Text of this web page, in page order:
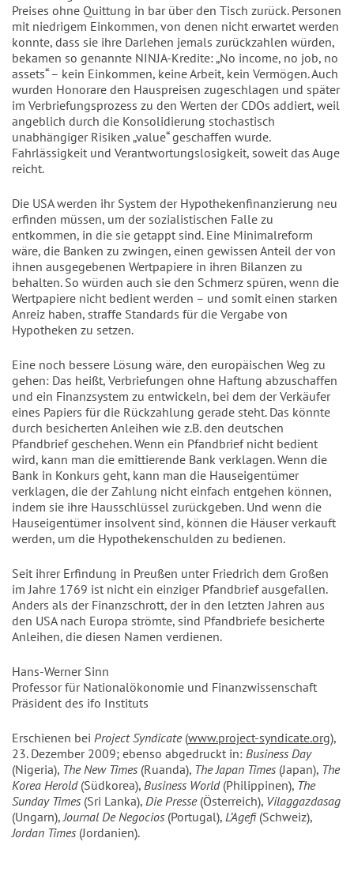
Preises ohne Quittung in bar über den Tisch zurück. Personen
mit niedrigem Einkommen, von denen nicht erwartet werden
konnte, dass sie ihre Darlehen jemals zurückzahlen würden,
bekamen so genannte NINJA-Kredite: „No income, no job, no
assets“ – kein Einkommen, keine Arbeit, kein Vermögen. Auch
wurden Honorare den Hauspreisen zugeschlagen und später
im Verbriefungsprozess zu den Werten der CDOs addiert, weil
angeblich durch die Konsolidierung stochastisch
unabhängiger Risiken „value“ geschaffen wurde.
Fahrlässigkeit und Verantwortungslosigkeit, soweit das Auge
reicht.
Die USA werden ihr System der Hypothekenfinanzierung neu
erfinden müssen, um der sozialistischen Falle zu
entkommen, in die sie getappt sind. Eine Minimalreform
wäre, die Banken zu zwingen, einen gewissen Anteil der von
ihnen ausgegebenen Wertpapiere in ihren Bilanzen zu
behalten. So würden auch sie den Schmerz spüren, wenn die
Wertpapiere nicht bedient werden – und somit einen starken
Anreiz haben, straffe Standards für die Vergabe von
Hypotheken zu setzen.
Eine noch bessere Lösung wäre, den europäischen Weg zu
gehen: Das heißt, Verbriefungen ohne Haftung abzuschaffen
und ein Finanzsystem zu entwickeln, bei dem der Verkäufer
eines Papiers für die Rückzahlung gerade steht. Das könnte
durch besicherten Anleihen wie z.B. den deutschen
Pfandbrief geschehen. Wenn ein Pfandbrief nicht bedient
wird, kann man die emittierende Bank verklagen. Wenn die
Bank in Konkurs geht, kann man die Hauseigentümer
verklagen, die der Zahlung nicht einfach entgehen können,
indem sie ihre Hausschlüssel zurückgeben. Und wenn die
Hauseigentümer insolvent sind, können die Häuser verkauft
werden, um die Hypothekenschulden zu bedienen.
Seit ihrer Erfindung in Preußen unter Friedrich dem Großen
im Jahre 1769 ist nicht ein einziger Pfandbrief ausgefallen.
Anders als der Finanzschrott, der in den letzten Jahren aus
den USA nach Europa strömte, sind Pfandbriefe besicherte
Anleihen, die diesen Namen verdienen.
Hans-Werner Sinn
Professor für Nationalökonomie und Finanzwissenschaft
Präsident des ifo Instituts
Erschienen bei Project Syndicate(www.project-syndicate.org),
23. Dezember 2009; ebenso abgedruckt in: Business Day
(Nigeria), The New Times (Ruanda), The Japan Times (Japan), The
Korea Herold(Südkorea), Business World(Philippinen), The
Sunday Times (Sri Lanka), Die Presse(Österreich), Vilaggazdasag
(Ungarn),Journal De Negocios (Portugal), L’Agefi(Schweiz),
Jordan Times (Jordanien).